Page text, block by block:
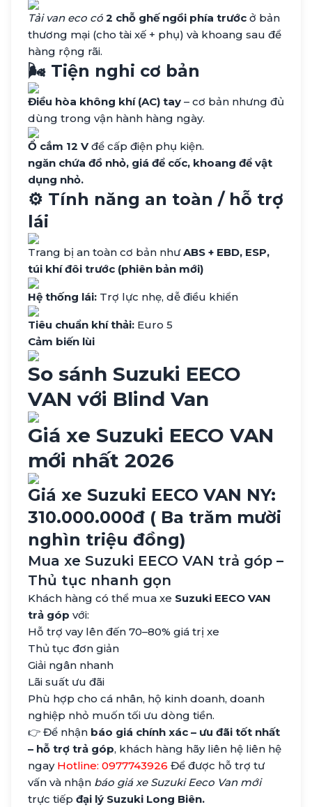
Tải van eco có 2 chỗ ghế ngồi phía trước ở bản
thương mại (cho tài xế + phụ) và khoang sau để
hàng rộng rãi.
🌬️ Tiện nghi cơ bản
Điều hòa không khí (AC) tay – cơ bản nhưng đủ
dùng trong vận hành hàng ngày.
Ổ cắm 12 Vđể cấp điện phụ kiện.
ngăn chứa đồ nhỏ, giá để cốc, khoang để vật
dụng nhỏ.
⚙️ Tính năng an toàn / hỗ trợ
lái
Trang bị an toàn cơ bản như ABS + EBD, ESP,
túi khí đôi trước (phiên bản mới)
Hệ thống lái: Trợ lực nhẹ, dễ điều khiển
Tiêu chuẩn khí thải: Euro 5
Cảm biến lùi
So sánh Suzuki EECO
VAN với Blind Van
Giá xe Suzuki EECO VAN
mới nhất 2026
Giá xe Suzuki EECO VAN NY:
310.000.000đ ( Ba trăm mười
nghìn triệu đồng)
Mua xe Suzuki EECO VAN trả góp –
Thủ tục nhanh gọn
Khách hàng có thể mua xe Suzuki EECO VAN
trả góp với:
Hỗ trợ vay lên đến 70–80% giá trị xe
Thủ tục đơn giản
Giải ngân nhanh
Lãi suất ưu đãi
Phù hợp cho cá nhân, hộ kinh doanh, doanh
nghiệp nhỏ muốn tối ưu dòng tiền.
👉 Để nhận báo giá chính xác – ưu đãi tốt nhất
– hỗ trợ trả góp, khách hàng hãy liên hệ liên hệ
ngay Hotline: 0977743926 Để được hỗ trợ tư
vấn và nhận báo giá xe Suzuki Eeco Van mới
trực tiếp đại lý Suzuki Long Biên.